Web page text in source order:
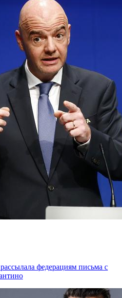
федерациям письма с